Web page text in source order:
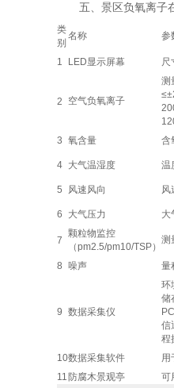
五、景区负氧离子
类
别
名称 参
1 LED显示屏幕 尺
2 空气负氧离子
测
3 氧含量 含
4 大气温湿度 温
5 风速风向 风
6 大气压力 大
7
颗粒物监控
（pm2.5/pm10/TSP）
测
8 噪声 量
9 数据采集仪
环
储
信
程
10数据采集软件
用
11 防腐木景观亭 可